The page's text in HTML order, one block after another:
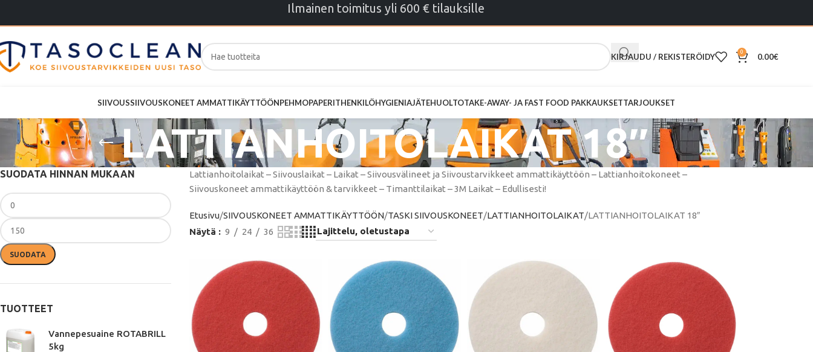
Ilmainen toimitus yli 600 € tilauksille
KIRJAUDU / REKISTERÖIDY 0 0.00€
SIIVOUSSIIVOUSKONEET AMMATTIKÄYTTÖÖNPEHMOPAPERITHENKILÖHYGIENIAJÄTEHUOLTOTAKE-AWAY- JA FAST FOOD PAKKAUKSETTARJOUKSET
LATTIANHOITOLAIKAT 18″
SUODATA HINNAN MUKAAN
SUODATA
TUOTTEET
Vannepesuaine ROTABRILL
5kg
Lattianhoitolaikat – Siivouslaikat – Laikat – Siivousvälineet ja Siivoustarvikkeet ammattikäyttöön – Lattianhoitokoneet –
Siivouskoneet ammattikäyttöön & tarvikkeet – Timanttilaikat – 3M Laikat – Edullisesti!
Etusivu SIIVOUSKONEET AMMATTIKÄYTTÖÖN TASKI SIIVOUSKONEET LATTIANHOITOLAIKAT LATTIANHOITOLAIKAT 18″
Näytä
9 24 36